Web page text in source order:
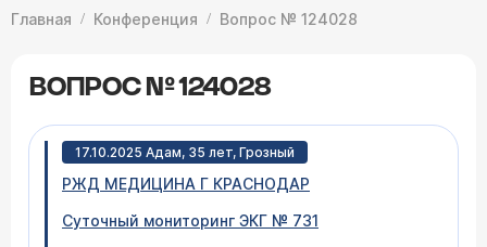
Главная Конференция Вопрос № 124028
ВОПРОС № 124028
17.10.2025 Адам, 35 лет, Грозный
РЖД МЕДИЦИНА Г КРАСНОДАР
Суточный мониторинг ЭКГ № 731